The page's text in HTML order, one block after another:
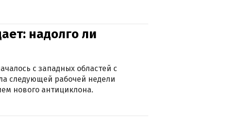
надолго ли
с западных областей с
следующей рабочей недели
нового антициклона.